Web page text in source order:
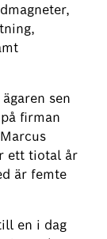
sen
firman
ett tiotal år
är femte
en i dag